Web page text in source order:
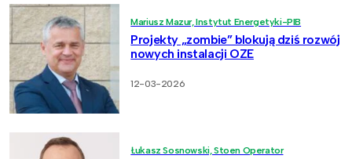
Mariusz Mazur, Instytut Energetyki-PIB
Projekty „zombie” blokują dziś rozwój
nowych instalacji OZE
12-03-2026
Łukasz Sosnowski, Stoen Operator